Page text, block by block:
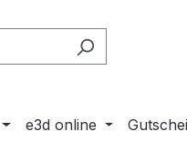
e3d online